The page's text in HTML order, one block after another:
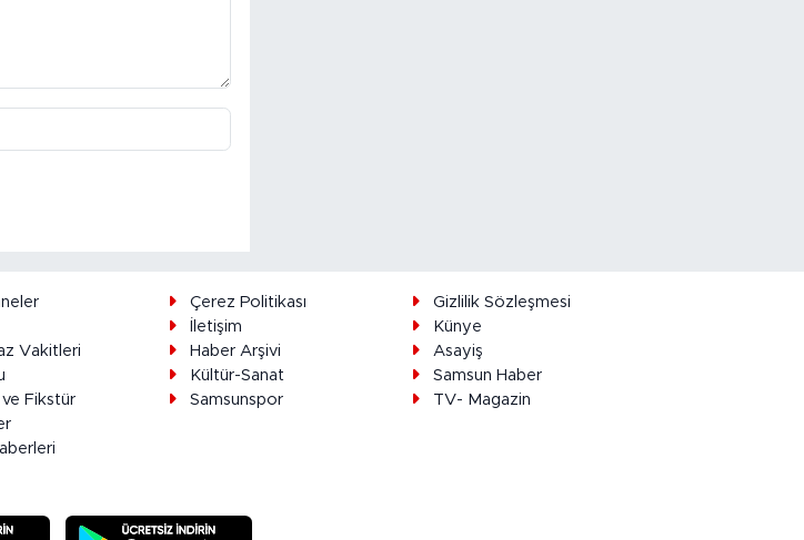
Vakitleri
Fikstür
Çerez Politikası
Gizlilik Sözleşmesi
İletişim
Künye
Haber Arşivi
Asayiş
Kültür-Sanat
Samsun Haber
Samsunspor
TV- Magazin